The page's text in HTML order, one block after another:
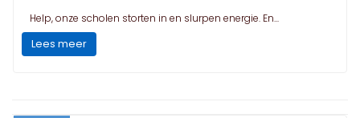
Help, onze scholen storten in en slurpen energie. En...
Lees meer